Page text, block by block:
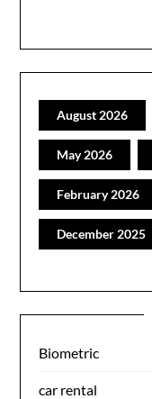
August 2026
May 2026
February 2026
December 2025
Biometric
car rental